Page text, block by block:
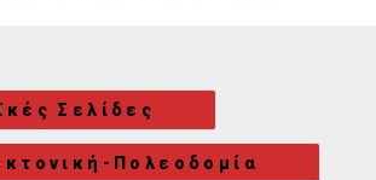
Σελίδες
Πολεοδομία